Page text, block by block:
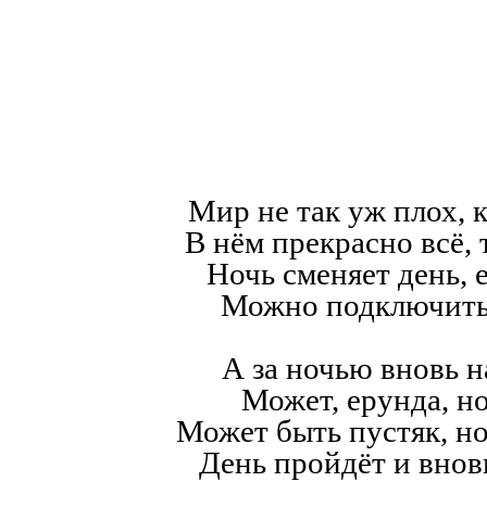
Мир не так уж плох,
В нём прекрасно всё,
Ночь сменяет день,
Можно
А за ночью вновь
Может, ерунда,
Может быть пустяк,
День пройдёт и